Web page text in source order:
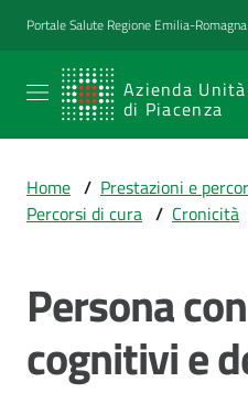
Vai al contenuto
Vai alla navigazione
Vai al footer
Portale Salute Regione Emilia-Romagna
Azienda
di Piacenza
SERVIZIO
SANITARIO
Emilia-
Romagna
di Piacenza
Home / Prestazioni e
Percorsi di cura / Cronicità
Persona
cognitivi e